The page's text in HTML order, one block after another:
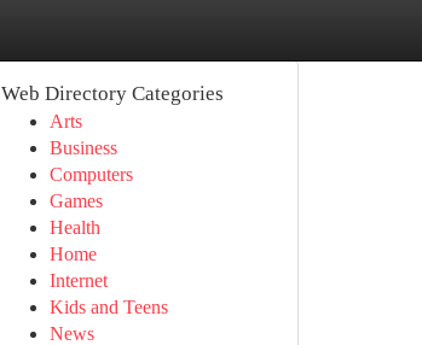
Web Directory Categories
Arts
Business
Computers
Games
Health
Home
Internet
Kids and Teens
News